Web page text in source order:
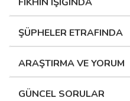
ŞÜPHELER ETRAFINDA
ARAŞTIRMA VE YORUM
GÜNCEL SORULAR